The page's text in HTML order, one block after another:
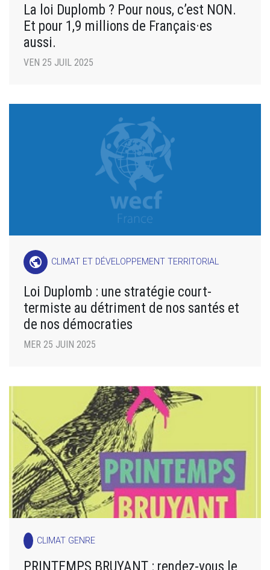
La loi Duplomb ? Pour nous, c’est NON.
Et pour 1,9 millions de Français·es
aussi.
VEN 25 JUIL 2025
public CLIMAT ET DÉVELOPPEMENT TERRITORIAL
Loi Duplomb : une stratégie court-
termiste au détriment de nos santés et
de nos démocraties
MER 25 JUIN 2025
CLIMAT GENRE
PRINTEMPS BRUYANT : rendez-vous le